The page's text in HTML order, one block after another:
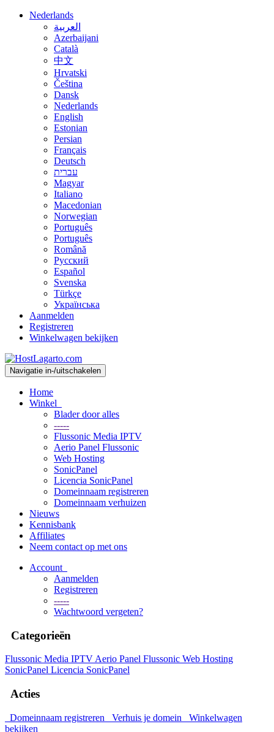
Nederlands
العربية
Azerbaijani
Català
中文
Hrvatski
Čeština
Dansk
Nederlands
English
Estonian
Persian
Français
Deutsch
עברית
Magyar
Italiano
Macedonian
Norwegian
Português
Português
Română
Русский
Español
Svenska
Türkçe
Українська
Aanmelden
Registreren
Winkelwagen bekijken
Navigatie in-/uitschakelen
Home
Winkel
Blader door alles
-----
Flussonic Media IPTV
Aerio Panel Flussonic
Web Hosting
SonicPanel
Licencia SonicPanel
Domeinnaam registreren
Domeinnaam verhuizen
Nieuws
Kennisbank
Affiliates
Neem contact op met ons
Account
Aanmelden
Registreren
-----
Wachtwoord vergeten?
Categorieën
Flussonic Media IPTVAerio Panel Flussonic Web Hosting
SonicPanel Licencia SonicPanel
Acties
Domeinnaam registreren Verhuis je domein
Winkelwagen
bekijken